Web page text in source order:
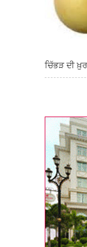
ਚਿੱਭੜ ਦੀ